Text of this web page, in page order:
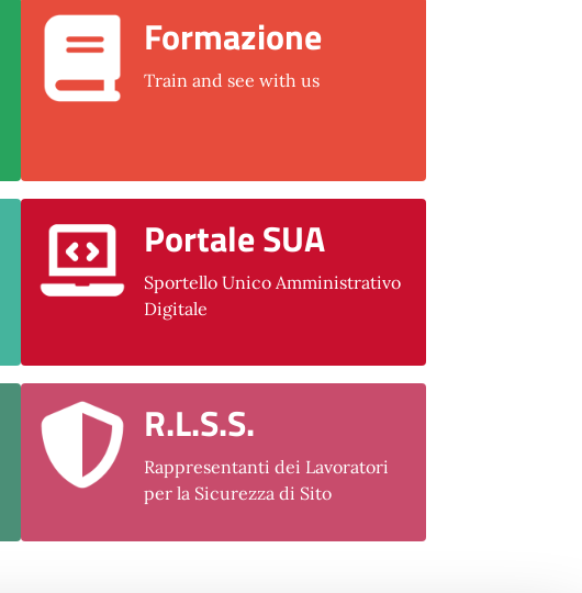
Formazione
Train and see with us
Portale SUA
Sportello Unico Amministrativo
Digitale
R.L.S.S.
Rappresentanti dei Lavoratori
per la Sicurezza di Sito